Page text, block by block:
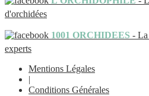
d'orchidées
1001 ORCHIDEES - La
experts
Mentions Légales
|
Conditions Générales